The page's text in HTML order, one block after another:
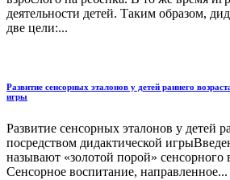
деятельности детей. Таким образом,
две цели:...
Развитие сенсорных эталонов у детей раннего
игры
Развитие сенсорных эталонов у детей
посредством дидактической
называют «золотой порой» сенсорного
Сенсорное воспитание, направленное...